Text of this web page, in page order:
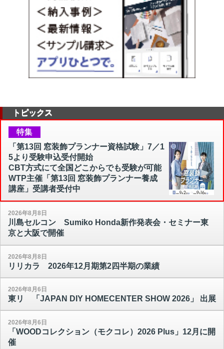
トピックス
特集
「第13回 窓装飾プランナー資格試験」7／1
5より受験申込受付開始
CBT方式にて全国どこからでも受験が可能
WTP主催「第13回 窓装飾プランナー養成
講座」受講者受付中
2026年8月8日
川島セルコン Sumiko Honda新作発表会・セミナー東
京と大阪で開催
2026年8月8日
リリカラ 2026年12月期第2四半期の業績
2026年8月6日
東リ 「JAPAN DIY HOMECENTER SHOW 2026」 出展
2026年8月6日
「WOODコレクション（モクコレ）2026 Plus」12月に開
催